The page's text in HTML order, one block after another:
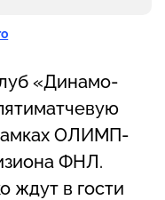
«Динамо-
ОЛИМП-
ФНЛ.
ждут в гости